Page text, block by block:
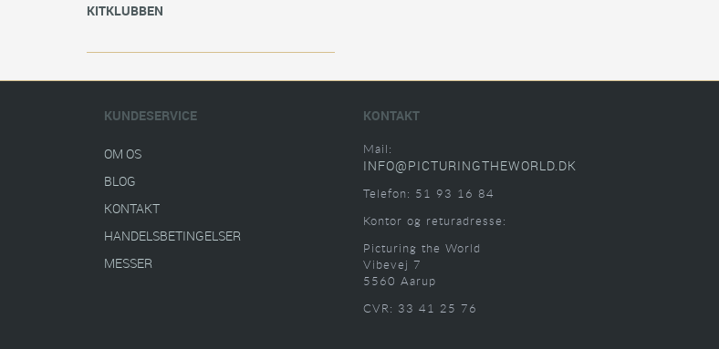
KITKLUBBEN
KUNDESERVICE
OM OS
BLOG
KONTAKT
HANDELSBETINGELSER
MESSER
KONTAKT
Mail:
INFO@PICTURINGTHEWORLD.DK
Telefon: 51 93 16 84
Kontor og returadresse:
Picturing the World
Vibevej 7
5560 Aarup
CVR: 33 41 25 76